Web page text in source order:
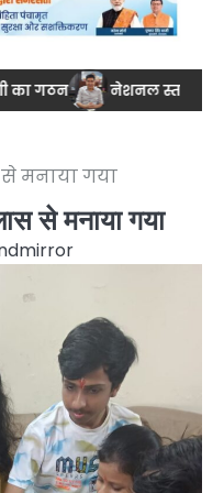
नेशनल स्तर पर ड्रग आयुक्त
से मनाया गया
से मनाया गया